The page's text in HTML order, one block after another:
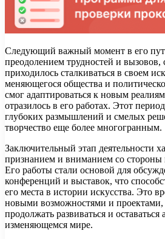
Следующий важный момент в его
преодолением трудностей и
приходилось сталкиваться в своем
меняющегося общества и
смог адаптироваться к новым
отразилось в его работах. Этот
глубоких размышлений и смелых
творчество еще более многогранным.
Заключительный этап деятельности
признанием и вниманием со стороны
Его работы стали основой для
конференций и выставок, что
его места в истории искусства. Это
новыми возможностями и проектами,
продолжать развиваться и оставаться
изменяющемся мире.